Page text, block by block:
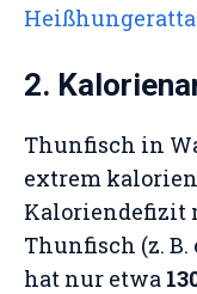
2.
Thunfisch in
extrem
Kaloriendefizit
Thunfisch (z. B.
hat nur etwa